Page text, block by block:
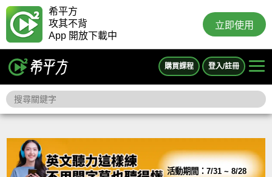
希平方
攻其不背
App 開放下載中
立即使用
購買課程 登入/註冊
活動期間：7/31 ~ 8/28